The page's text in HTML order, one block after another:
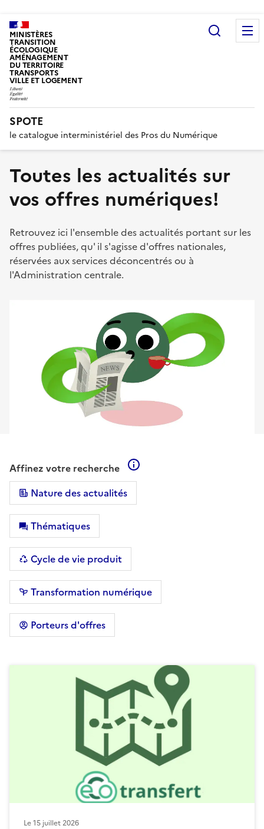
MINISTÈRES
TRANSITION
ÉCOLOGIQUE
AMÉNAGEMENT
DU TERRITOIRE
TRANSPORTS
VILLE ET LOGEMENT
SPOTE
le catalogue interministériel des Pros du Numérique
Toutes les actualités sur
vos offres numériques!
Retrouvez ici l'ensemble des actualités portant sur les
offres publiées, qu' il s'agisse d'offres nationales,
réservées aux services déconcentrés ou à
l'Administration centrale.
Affinez votre recherche
Nature des actualités
Thématiques
Cycle de vie produit
Transformation numérique
Porteurs d'offres
Le15 juillet 2026